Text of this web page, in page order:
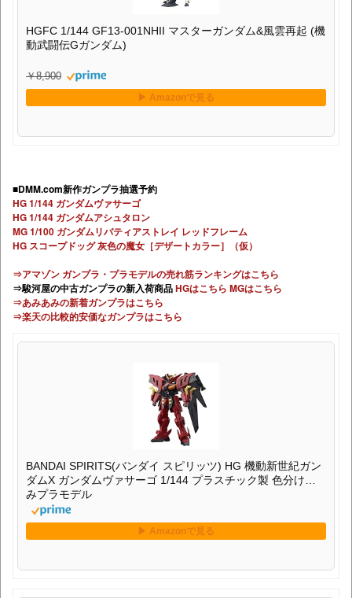
HGFC 1/144 GF13-001NHII マスターガンダム&風雲再起 (機
動武闘伝Gガンダム)
￥8,900
■DMM.com新作ガンプラ抽選予約
HG 1/144 ガンダムヴァサーゴ
HG 1/144 ガンダムアシュタロン
MG 1/100 ガンダムリバティアストレイ レッドフレーム
HG スコープドッグ 灰色の魔女［デザートカラー］（仮）
⇒アマゾン ガンプラ・プラモデルの売れ筋ランキングはこちら
⇒駿河屋の中古ガンプラの新入荷商品HGはこちら MGはこちら
⇒あみあみの新着ガンプラはこちら
⇒楽天の比較的安価なガンプラはこちら
BANDAI SPIRITS(バンダイ スピリッツ) HG 機動新世紀ガン
ダムX ガンダムヴァサーゴ 1/144 プラスチック製 色分け済
みプラモデル